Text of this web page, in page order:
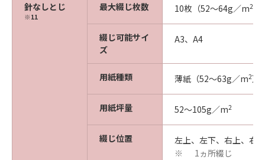
針なしとじ
※11
最大綴じ枚数 10枚（52～64g／m2
綴じ可能サイ
ズ
A3、A4
用紙種類 薄紙（52～63g／m2）
用紙坪量 52～105g／m2
綴じ位置 左上、左下、右上、右下
※ 1ヵ所綴じ